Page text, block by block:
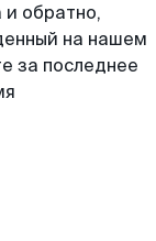
и обратно,
на нашем
за последнее